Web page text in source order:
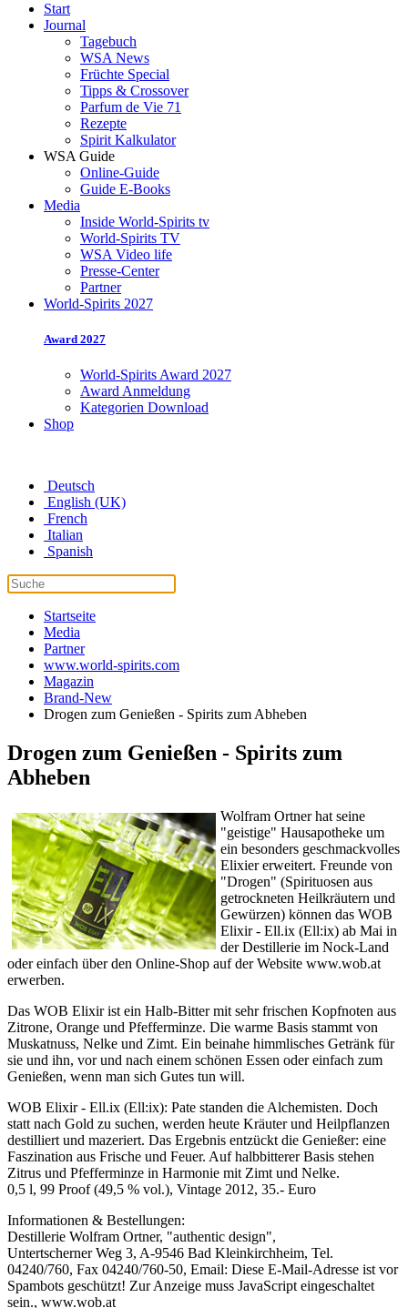
Start
Journal
Tagebuch
WSA News
Früchte Special
Tipps & Crossover
Parfum de Vie 71
Rezepte
Spirit Kalkulator
WSA Guide
Online-Guide
Guide E-Books
Media
Inside World-Spirits tv
World-Spirits TV
WSA Video life
Presse-Center
Partner
World-Spirits 2027
Award 2027
World-Spirits Award 2027
Award Anmeldung
Kategorien Download
Shop
Deutsch
English (UK)
French
Italian
Spanish
Startseite
Media
Partner
www.world-spirits.com
Magazin
Brand-New
Drogen zum Genießen - Spirits zum Abheben
Drogen zum Genießen - Spirits zum
Abheben
Wolfram Ortner hat seine
"geistige" Hausapotheke um
ein besonders geschmackvolles
Elixier erweitert. Freunde von
"Drogen" (Spirituosen aus
getrockneten Heilkräutern und
Gewürzen) können das WOB
Elixir - Ell.ix (Ell:ix) ab Mai in
der Destillerie im Nock-Land
oder einfach über den Online-Shop auf der Website www.wob.at
erwerben.
Das WOB Elixir ist ein Halb-Bitter mit sehr frischen Kopfnoten aus
Zitrone, Orange und Pfefferminze. Die warme Basis stammt von
Muskatnuss, Nelke und Zimt. Ein beinahe himmlisches Getränk für
sie und ihn, vor und nach einem schönen Essen oder einfach zum
Genießen, wenn man sich Gutes tun will.
WOB Elixir - Ell.ix (Ell:ix): Pate standen die Alchemisten. Doch
statt nach Gold zu suchen, werden heute Kräuter und Heilpflanzen
destilliert und mazeriert. Das Ergebnis entzückt die Genießer: eine
Faszination aus Frische und Feuer. Auf halbbitterer Basis stehen
Zitrus und Pfefferminze in Harmonie mit Zimt und Nelke.
0,5 l, 99 Proof (49,5 % vol.), Vintage 2012, 35.- Euro
Informationen & Bestellungen:
Destillerie Wolfram Ortner, "authentic design",
Untertscherner Weg 3, A-9546 Bad Kleinkirchheim, Tel.
04240/760, Fax 04240/760-50, Email: Diese E-Mail-Adresse ist vor
Spambots geschützt! Zur Anzeige muss JavaScript eingeschaltet
sein., www.wob.at